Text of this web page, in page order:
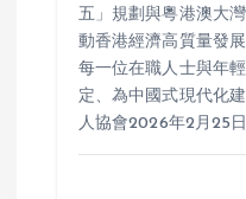
五」規劃與粵港澳大
動香港經濟高質量發
每一位在職人士與年
定、為中國式現代化
人協會2026年2月25日